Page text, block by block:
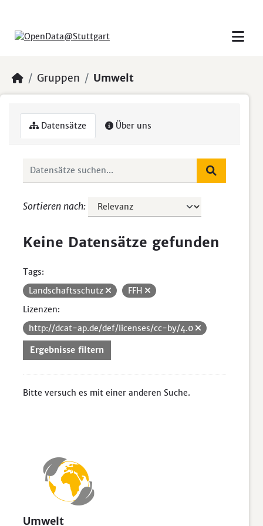
Gruppen Umwelt
Umwelt
Datensätze Über uns
Sortieren nach
Keine Datensätze gefunden
Tags:
Landschaftsschutz
FFH
Lizenzen:
http://dcat-ap.de/def/licenses/cc-by/4.0
Ergebnisse filtern
Bitte versuch es mit einer anderen Suche.